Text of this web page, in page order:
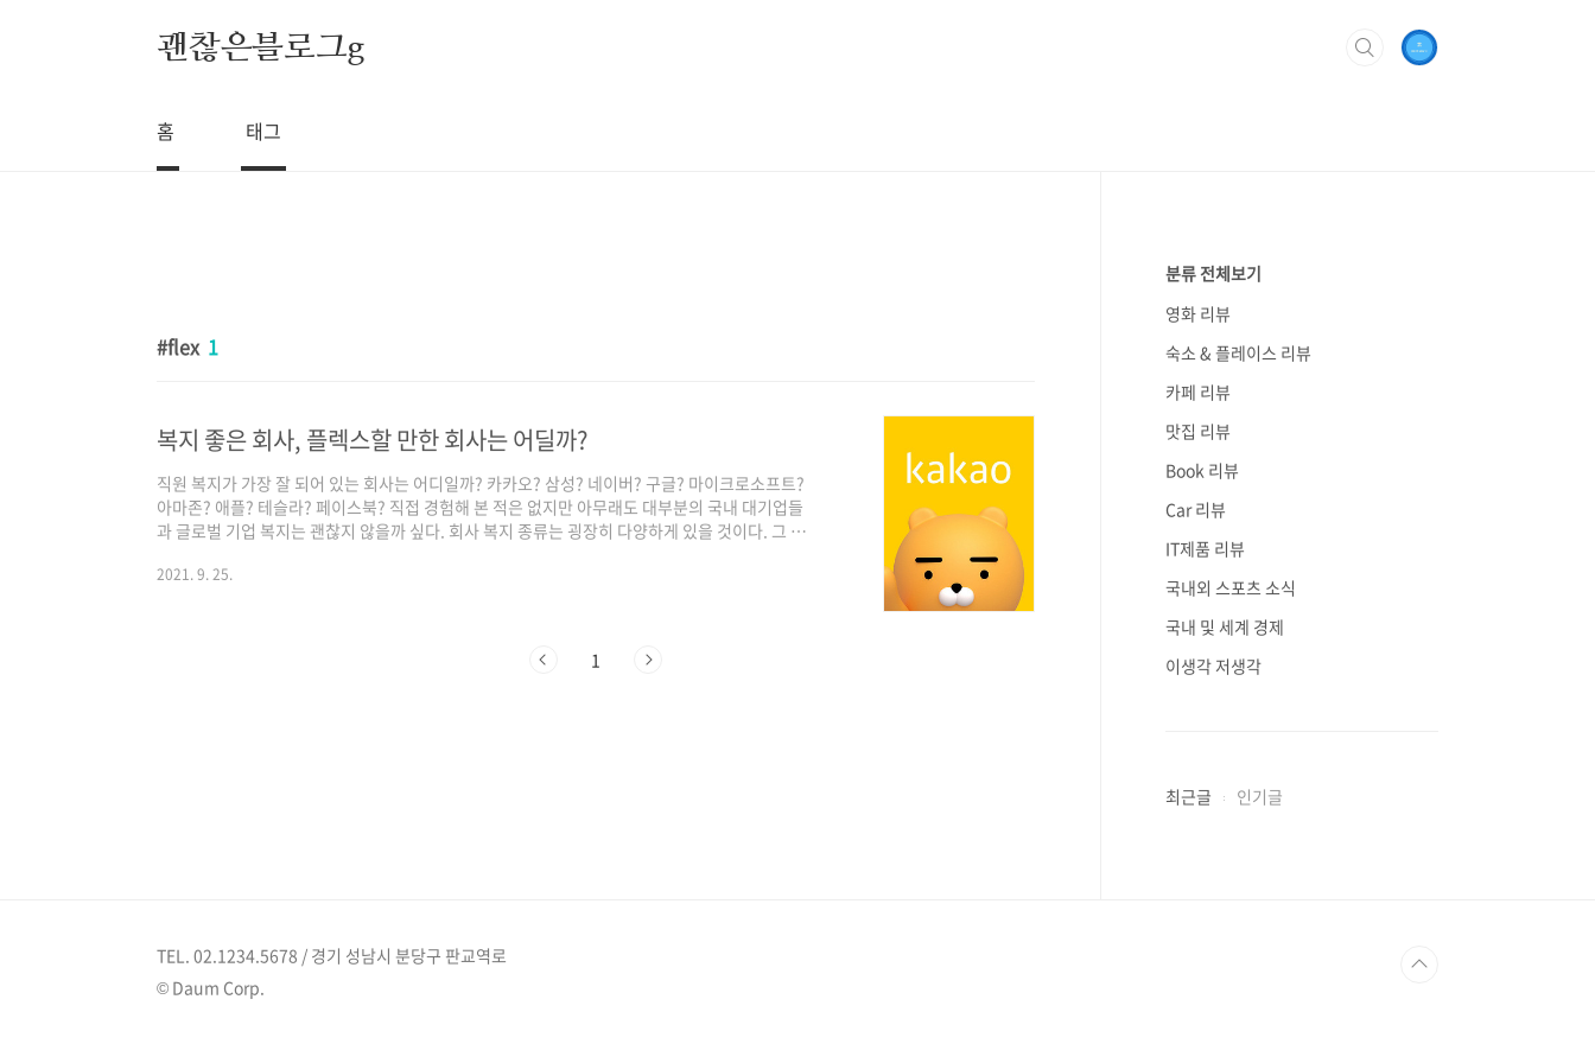
괜찮은블로그g
홈 태그
flex 1
복지 좋은 회사, 플렉스할 만한 회사는 어딜까?
직원 복지가 가장 잘 되어 있는 회사는 어디일까? 카카오? 삼성? 네이버? 구글? 마이크로소프트?
아마존? 애플? 테슬라? 페이스북? 직접 경험해 본 적은 없지만 아무래도 대부분의 국내 대기업들
과 글로벌 기업 복지는 괜찮지 않을까 싶다. 회사 복지 종류는 굉장히 다양하게 있을 것이다. 그 기
해서는 늘 궁금증만 가지고 있었다. 그런데 최근에 읽었던 기사들 중 중국의 한 유명 철강회사의 목
2021. 9. 25.
1
분류 전체보기
영화 리뷰
숙소 & 플레이스 리뷰
카페 리뷰
맛집 리뷰
Book 리뷰
Car 리뷰
IT제품 리뷰
국내외 스포츠 소식
국내 및 세계 경제
이생각 저생각
최근글 인기글
TEL. 02.1234.5678 / 경기 성남시 분당구 판교역로
© Daum Corp.